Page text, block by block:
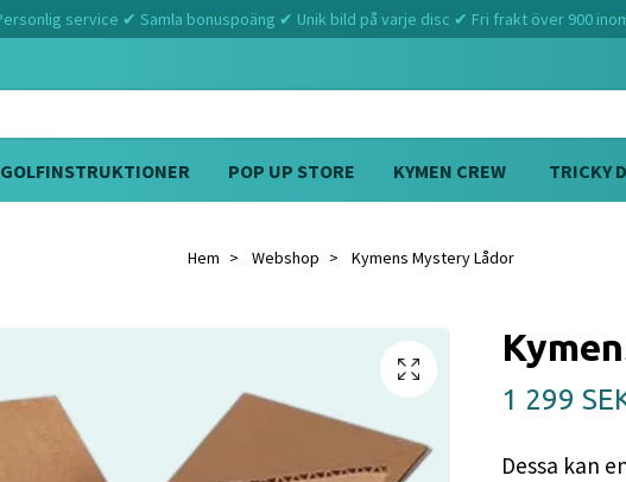
service ✔ Samla bonuspoäng ✔ Unik bild på varje disc ✔ Fri frakt över 900
POP UP STORE KYMEN CREW TRICKY
Hem Webshop Kymens Mystery Lådor
1 299
Dessa kan